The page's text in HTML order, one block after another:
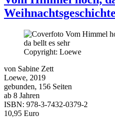
Copyright: Loewe
von Sabine Zett
Loewe, 2019
gebunden, 156 Seiten
ab 8 Jahren
ISBN: 978-3-7432-0379-2
10,95 Euro